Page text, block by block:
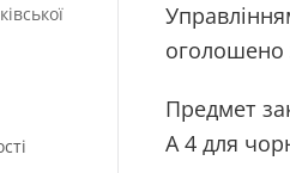
оголошено
Предмет
А 4 для